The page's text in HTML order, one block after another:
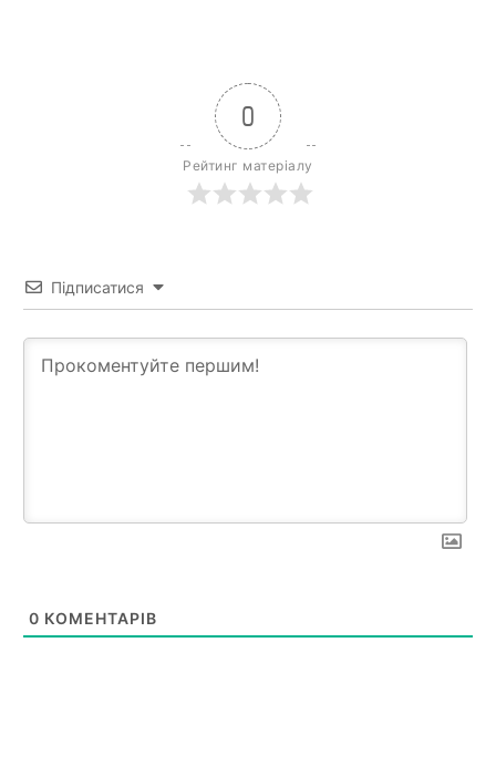
0
Рейтинг матеріалу
Підписатися
0 КОМЕНТАРІВ